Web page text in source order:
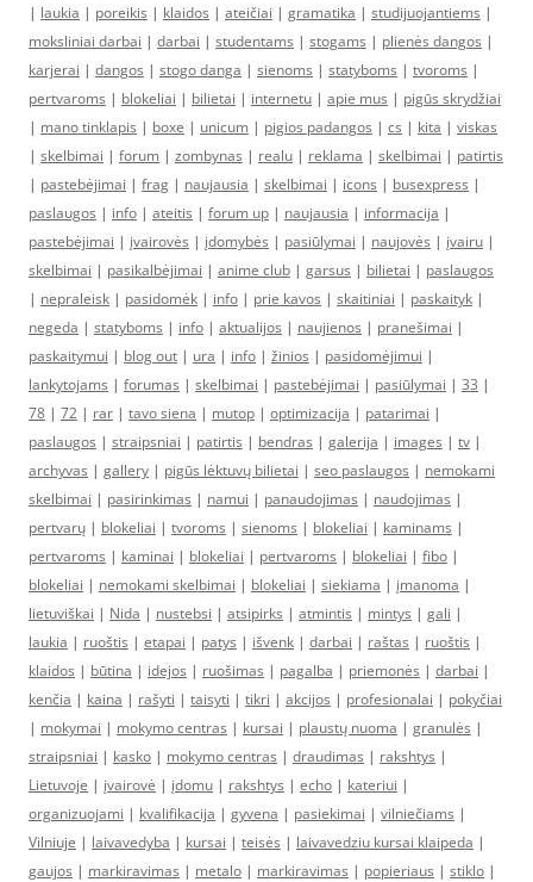
| laukia | poreikis | klaidos | ateičiai | gramatika | studijuojantiems |
moksliniai darbai | darbai | studentams | stogams | plienės dangos |
karjerai | dangos | stogo danga | sienoms | statyboms | tvoroms |
pertvaroms | blokeliai | bilietai | internetu | apie mus | pigūs skrydžiai
| mano tinklapis | boxe | unicum | pigios padangos | cs | kita | viskas
| skelbimai | forum | zombynas | realu | reklama | skelbimai | patirtis
| pastebėjimai | frag | naujausia | skelbimai | icons | busexpress |
paslaugos | info | ateitis | forum up | naujausia | informacija |
pastebėjimai | įvairovės | įdomybės | pasiūlymai | naujovės | įvairu |
skelbimai | pasikalbėjimai | anime club | garsus | bilietai | paslaugos
| nepraleisk | pasidomėk | info | prie kavos | skaitiniai | paskaityk |
negeda | statyboms | info | aktualijos | naujienos | pranešimai |
paskaitymui | blog out | ura | info | žinios | pasidomėjimui |
lankytojams | forumas | skelbimai | pastebėjimai | pasiūlymai | 33 |
78 | 72 | rar | tavo siena | mutop | optimizacija | patarimai |
paslaugos | straipsniai | patirtis | bendras | galerija | images | tv |
archyvas | gallery | pigūs lėktuvų bilietai | seo paslaugos | nemokami
skelbimai | pasirinkimas | namui | panaudojimas | naudojimas |
pertvarų | blokeliai | tvoroms | sienoms | blokeliai | kaminams |
pertvaroms | kaminai | blokeliai | pertvaroms | blokeliai | fibo |
blokeliai | nemokami skelbimai | blokeliai | siekiama | įmanoma |
lietuviškai | Nida | nustebsi | atsipirks | atmintis | mintys | gali |
laukia | ruoštis | etapai | patys | išvenk | darbai | raštas | ruoštis |
klaidos | būtina | idejos | ruošimas | pagalba | priemonės | darbai |
kenčia | kaina | rašyti | taisyti | tikri | akcijos | profesionalai | pokyčiai
| mokymai | mokymo centras | kursai | plaustų nuoma | granulės |
straipsniai | kasko | mokymo centras | draudimas | rakshtys |
Lietuvoje | įvairovė | įdomu | rakshtys | echo | kateriui |
organizuojami | kvalifikacija | gyvena | pasiekimai | vilniečiams |
Vilniuje | laivavedyba | kursai | teisės | laivavedziu kursai klaipeda |
gaujos | markiravimas | metalo | markiravimas | popieriaus | stiklo |